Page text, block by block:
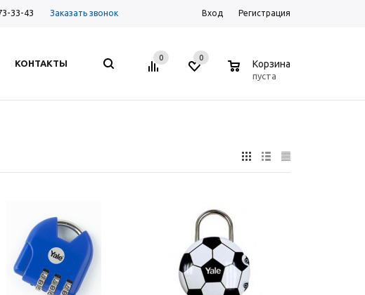
33-43 Заказать звонок Вход Регистрация
КОНТАКТЫ
0 0
Корзина
пуста